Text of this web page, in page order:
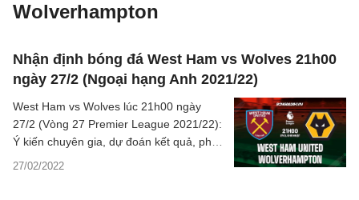
Wolverhampton
Nhận định bóng đá West Ham vs Wolves 21h00
ngày 27/2 (Ngoại hạng Anh 2021/22)
27/02/2022
West Ham vs Wolves lúc 21h00 ngày
27/2 (Vòng 27 Premier League 2021/22):
Ý kiến chuyên gia, dự đoán kết quả, phân
tích chuyên môn, thông tin bóng đá,